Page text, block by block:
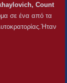
Count
σε ένα από τα